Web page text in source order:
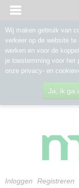
Inloggen Registreren
Wij maken gebruik van
verkeer op de website te
werken en voor de
je toestemming voor het
onze privacy- en
Ja, ik ga